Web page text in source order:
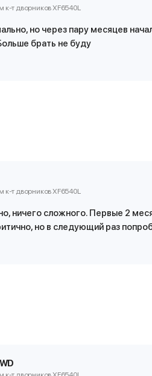
к-т дворников XF6540L
но через пару месяцев
брать не буду
к-т дворников XF6540L
ничего сложного. Первые 2
но в следующий раз